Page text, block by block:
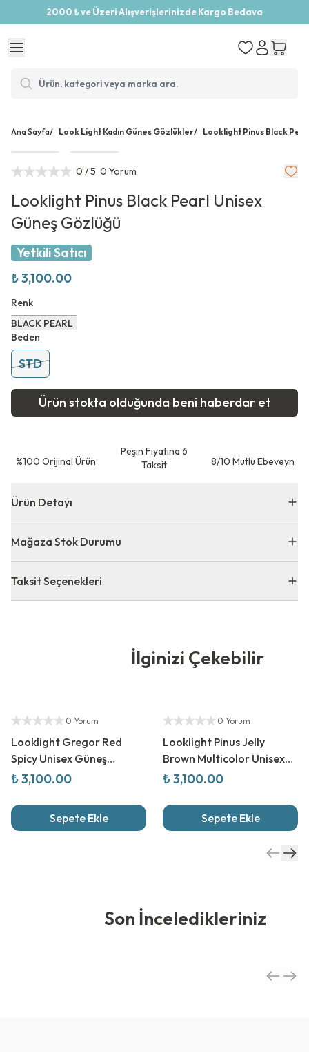
2000 ₺ ve Üzeri Alışverişlerinizde Kargo Bedava
Ana Sayfa/ Look Light Kadın Günes Gözlükler/ Looklight Pinus Black
0 / 5 0 Yorum
Looklight Pinus Black Pearl Unisex
Güneş Gözlüğü
Yetkili Satıcı
₺ 3,100.00
Renk
BLACK PEARL
Beden
STD
Ürün stokta olduğunda beni haberdar et
⁠%100 Orijinal Ürün
Peşin Fiyatına 6
Taksit
8/10 Mutlu Ebeveyn
Ürün Detayı
Mağaza Stok Durumu
Taksit Seçenekleri
İlginizi Çekebilir
0 Yorum
Looklight Gregor Red
Spicy Unisex Güneş
Gözlüğü
₺ 3,100.00
Sepete Ekle
0 Yorum
Looklight Pinus Jelly
Brown Multicolor Unisex
Güneş Gözlüğü
₺ 3,100.00
Sepete Ekle
Son İnceledikleriniz